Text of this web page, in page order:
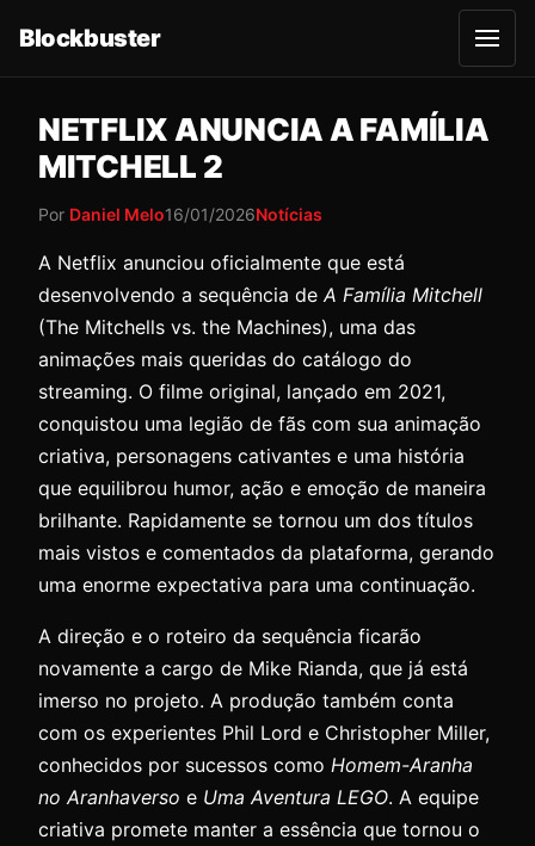
Blockbuster
A
b
r
m
NETFLIX ANUNCIA A FAMÍLIA
MITCHELL 2
Por Daniel Melo16/01/2026Notícias
A Netflix anunciou oficialmente que está
desenvolvendo a sequência deA Família Mitchell
(The Mitchells vs. the Machines), uma das
animações mais queridas do catálogo do
streaming. O filme original, lançado em 2021,
conquistou uma legião de fãs com sua animação
criativa, personagens cativantes e uma história
que equilibrou humor, ação e emoção de maneira
brilhante. Rapidamente se tornou um dos títulos
mais vistos e comentados da plataforma, gerando
uma enorme expectativa para uma continuação.
A direção e o roteiro da sequência ficarão
novamente a cargo de Mike Rianda, que já está
imerso no projeto. A produção também conta
com os experientes Phil Lord e Christopher Miller,
conhecidos por sucessos como Homem-Aranha
no Aranhaverso e Uma Aventura LEGO. A equipe
criativa promete manter a essência que tornou o